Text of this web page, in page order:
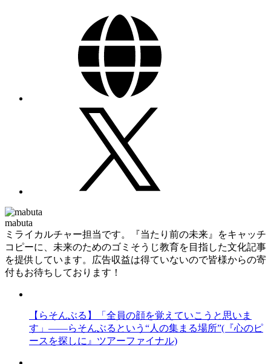
mabuta
ミライカルチャー担当です。『当たり前の未来』をキャッチ
コピーに、未来のためのゴミそうじ教育を目指した文化記事
を提供しています。広告収益は得ていないので皆様からの寄
付もお待ちしております！
【らそんぶる】「全員の顔を覚えていこうと思いま
す」――らそんぶるという“人の集まる場所”(『心のピ
ースを探しに』ツアーファイナル)